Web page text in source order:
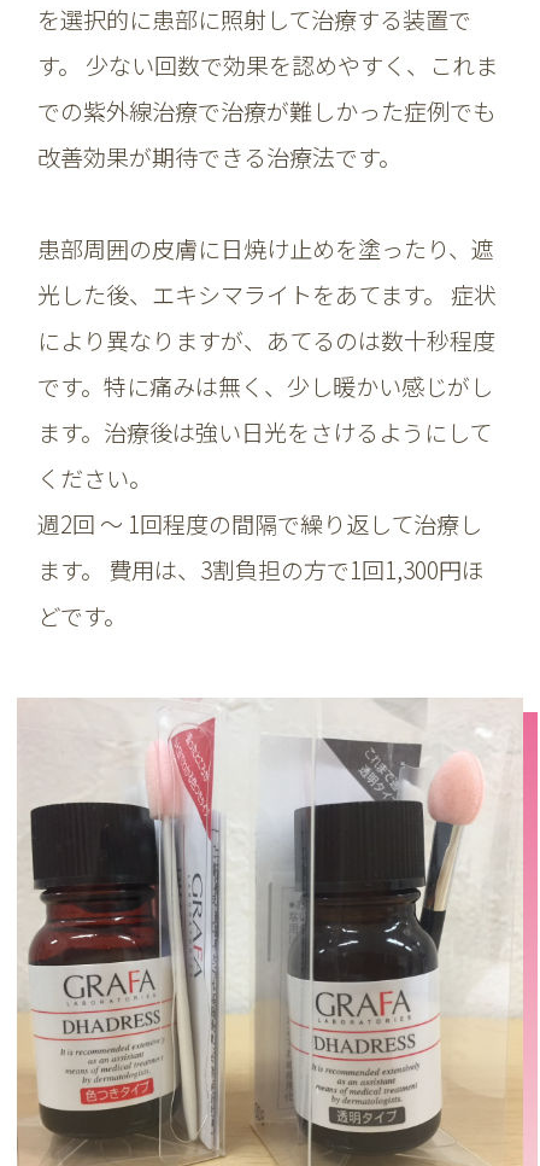
を選択的に患部に照射して治療する装置で
す。 少ない回数で効果を認めやすく、これま
での紫外線治療で治療が難しかった症例でも
改善効果が期待できる治療法です。
患部周囲の皮膚に日焼け止めを塗ったり、遮
光した後、エキシマライトをあてます。 症状
により異なりますが、あてるのは数十秒程度
です。特に痛みは無く、少し暖かい感じがし
ます。治療後は強い日光をさけるようにして
ください。
週2回 ～ 1回程度の間隔で繰り返して治療し
ます。 費用は、3割負担の方で1回1,300円ほ
どです。